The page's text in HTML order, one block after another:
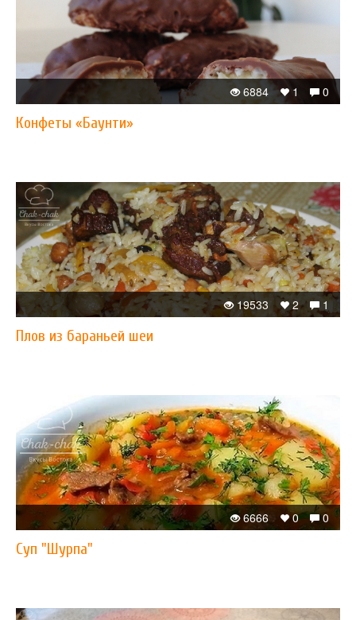
0
1
6884
Конфеты «Баунти»
1
2
19533
Плов из бараньей шеи
0
0
6666
Суп "Шурпа"